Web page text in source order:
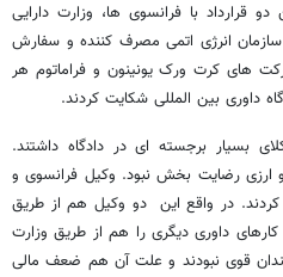
قرارداد با فرانسوی ها، وزارت دارایی
سازمان انرژی اتمی مصرف کننده و سفارش
های کرت ورک یونینون و فراماتوم هر
داوری بین المللی شکایت کردند.
بسیار برجسته ای در دادگاه داشتند.
ارزی رضایت بخش نبود. وکیل فرانسوی و
کردند. در واقع این دو وکیل هم از طریق
داوری دیگری را هم از طریق وزارت
چندان قوی نبودند و علت آن هم ضعف مالی